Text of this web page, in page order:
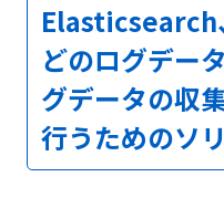
どのログデー
グデータの収
行うためのソ